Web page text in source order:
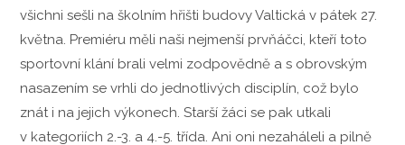
všichni sešli na školním hřišti budovy Valtická v pátek 27.
května. Premiéru měli naši nejmenší prvňáčci, kteří toto
sportovní klání brali velmi zodpovědně a s obrovským
nasazením se vrhli do jednotlivých disciplín, což bylo
znát i na jejich výkonech. Starší žáci se pak utkali
v kategoriích 2.-3. a 4.-5. třída. Ani oni nezaháleli a pilně